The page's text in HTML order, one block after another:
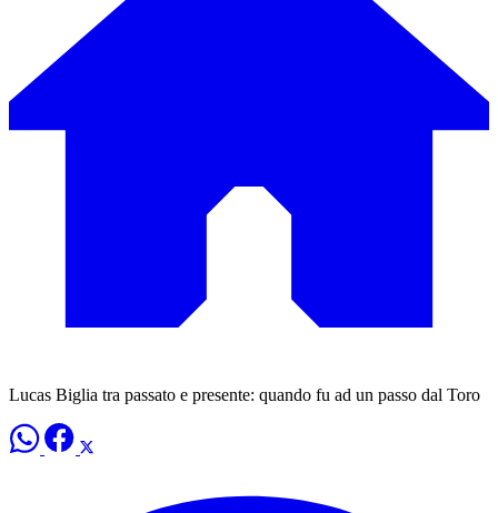
Lucas Biglia tra passato e presente: quando fu ad un passo dal Toro